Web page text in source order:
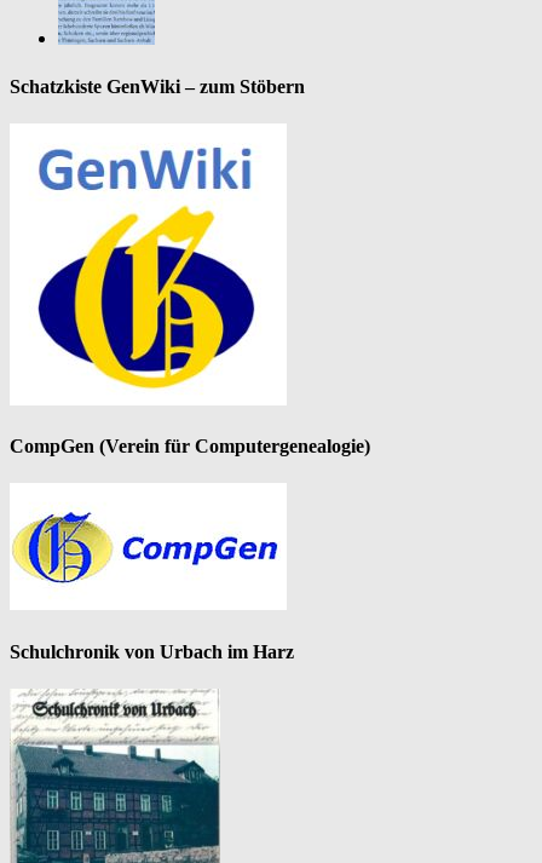
Schatzkiste GenWiki – zum Stöbern
CompGen (Verein für Computergenealogie)
Schulchronik von Urbach im Harz